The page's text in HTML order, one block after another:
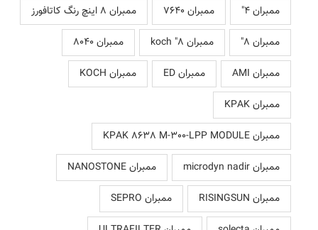
ممبران 4"
ممبران 7640
ممبران 8 اینچ رنگ کاتافورز
ممبران 8"
ممبران 8" koch
ممبران 8040
ممبران AMI
ممبران ED
ممبران KOCH
ممبران KPAK
ممبران KPAK 8638 M-300-LPP MODULE
ممبران microdyn nadir
ممبران NANOSTONE
ممبران RISINGSUN
ممبران SEPRO